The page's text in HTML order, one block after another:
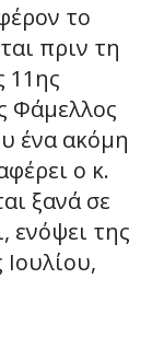
το
πριν τη
11ης
Φάμελλος
ένα ακόμη
ο κ.
ξανά σε
ενόψει της